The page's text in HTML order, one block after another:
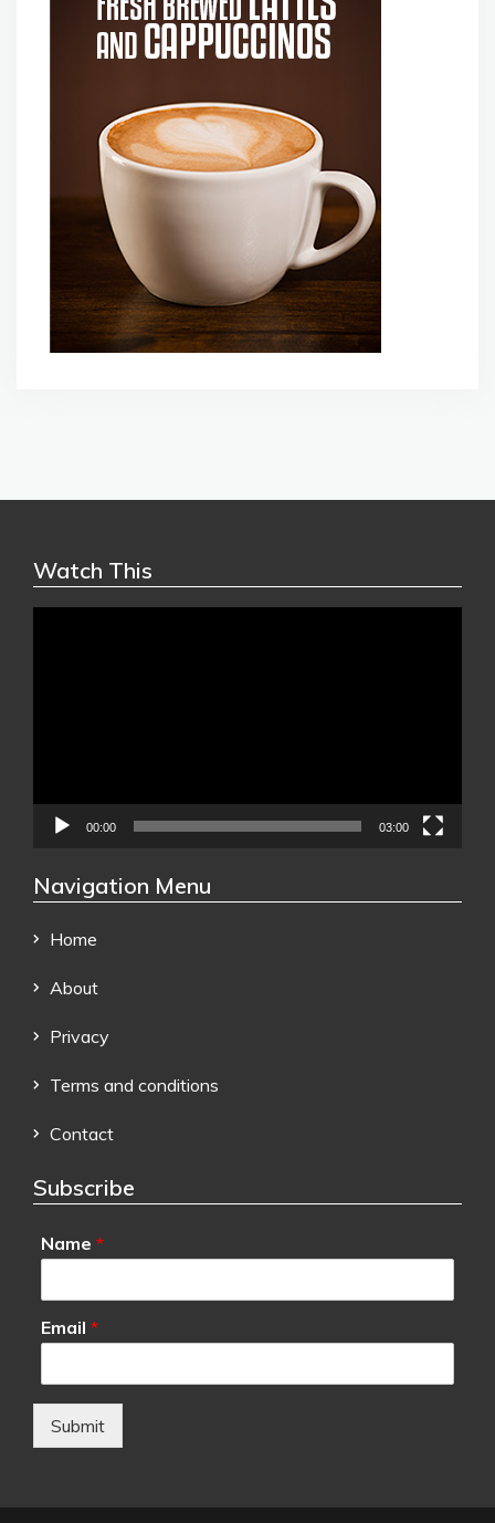
Watch This
00:00 03:00
Navigation Menu
Home
About
Privacy
Terms and conditions
Contact
Subscribe
Name *
Email *
Submit